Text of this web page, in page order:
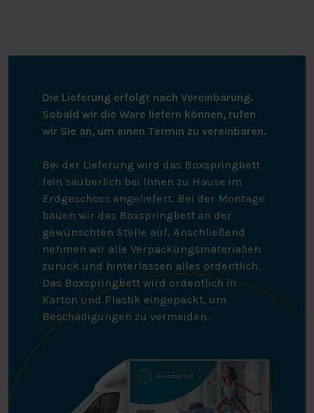
Die Lieferung erfolgt nach Vereinbarung.
Sobald wir die Ware liefern können, rufen
wir Sie an, um einen Termin zu vereinbaren.
Bei der Lieferung wird das Boxspringbett
fein säuberlich bei Ihnen zu Hause im
Erdgeschoss angeliefert. Bei der Montage
bauen wir das Boxspringbett an der
gewünschten Stelle auf. Anschließend
nehmen wir alle Verpackungsmaterialien
zurück und hinterlassen alles ordentlich.
Das Boxspringbett wird ordentlich in
Karton und Plastik eingepackt, um
Beschädigungen zu vermeiden.